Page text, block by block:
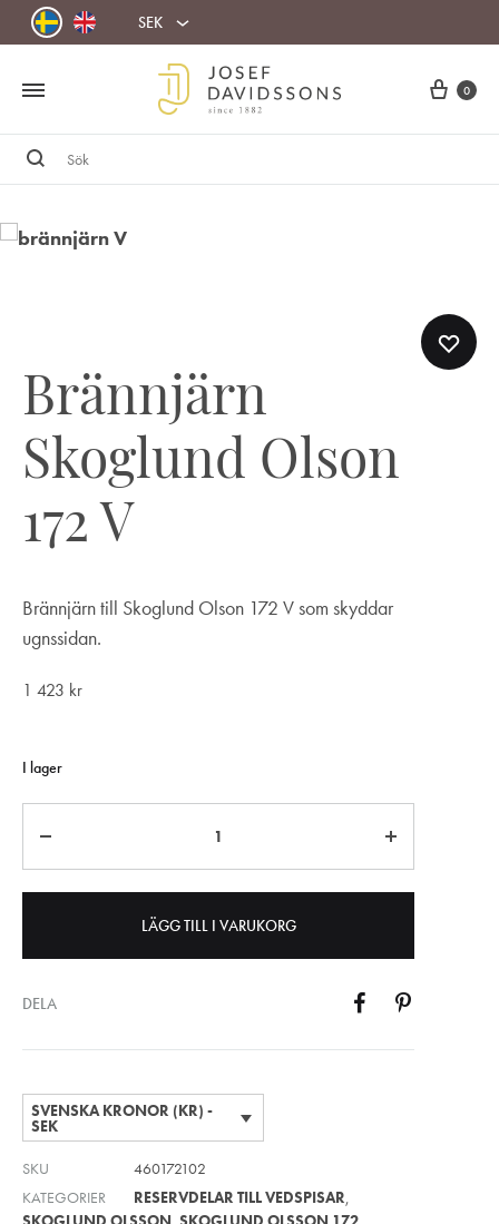
SEK
Cart
0
Sök
Brännjärn
Skoglund Olson
172 V
Brännjärn till Skoglund Olson 172 V som skyddar
ugnssidan.
1 423 kr
I lager
LÄGG TILL I VARUKORG
DELA
SVENSKA KRONOR (KR) -
SEK
SKU
460172102
KATEGORIER
RESERVDELAR TILL VEDSPISAR